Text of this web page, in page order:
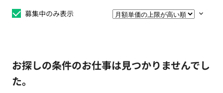
募集中のみ表示
お探しの条件のお仕事は見つかりませんでし
た。